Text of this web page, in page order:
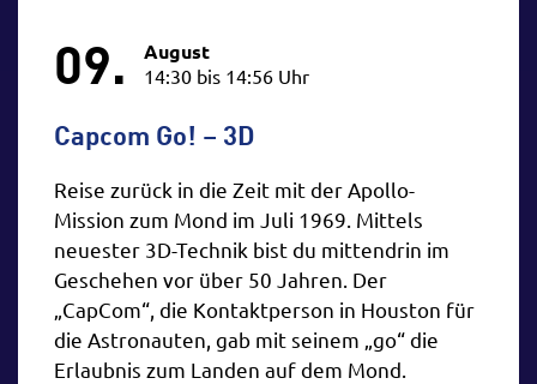
09. August
14:30 bis 14:56 Uhr
Capcom Go! – 3D
Reise zurück in die Zeit mit der Apollo-
Mission zum Mond im Juli 1969. Mittels
neuester 3D-Technik bist du mittendrin im
Geschehen vor über 50 Jahren. Der
„CapCom“, die Kontaktperson in Houston für
die Astronauten, gab mit seinem „go“ die
Erlaubnis zum Landen auf dem Mond.